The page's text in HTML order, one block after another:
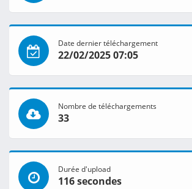
Date dernier téléchargement
22/02/2025 07:05
Nombre de téléchargements
33
Durée d'upload
116 secondes